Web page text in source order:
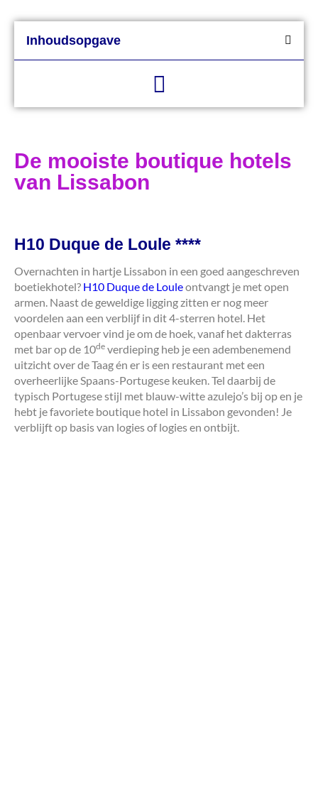
Inhoudsopgave
De mooiste boutique hotels
van Lissabon
H10 Duque de Loule ****
Overnachten in hartje Lissabon in een goed aangeschreven
boetiekhotel? H10 Duque de Louleontvangt je met open
armen. Naast de geweldige ligging zitten er nog meer
voordelen aan een verblijf in dit 4-sterren hotel. Het
openbaar vervoer vind je om de hoek, vanaf het dakterras
met bar op de 10de verdieping heb je een adembenemend
uitzicht over de Taag én er is een restaurant met een
overheerlijke Spaans-Portugese keuken. Tel daarbij de
typisch Portugese stijl met blauw-witte azulejo’s bij op en je
hebt je favoriete boutique hotel in Lissabon gevonden! Je
verblijft op basis van logies of logies en ontbijt.